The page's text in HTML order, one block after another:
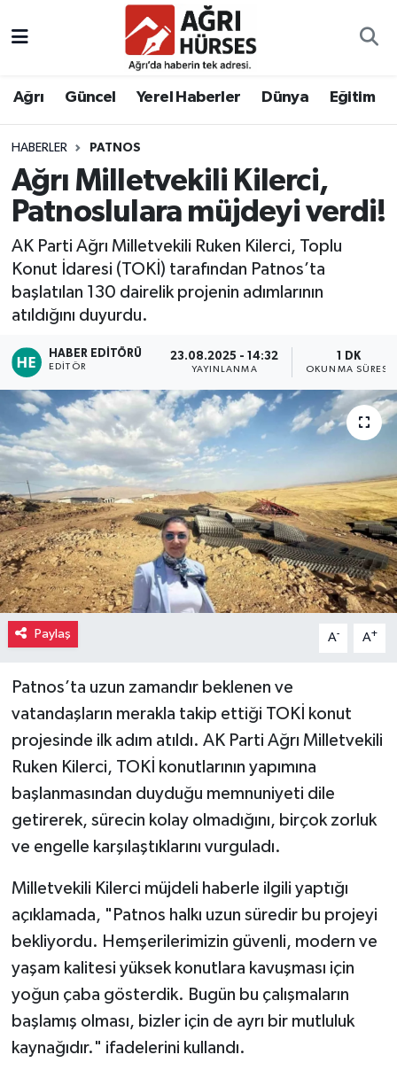
Ağrı Güncel Yerel Haberler Dünya Eğitim
HABERLER PATNOS
Ağrı Milletvekili Kilerci,
Patnoslulara müjdeyi verdi!
AK Parti Ağrı Milletvekili Ruken Kilerci, Toplu
Konut İdaresi (TOKİ) tarafından Patnos’ta
başlatılan 130 dairelik projenin adımlarının
atıldığını duyurdu.
HABER EDITÖRÜ
EDITÖR
23.08.2025 - 14:32
YAYINLANMA
1 DK
OKUNMA SÜRESI
Paylaş A- A+
Patnos’ta uzun zamandır beklenen ve
vatandaşların merakla takip ettiği TOKİ konut
projesinde ilk adım atıldı. AK Parti Ağrı Milletvekili
Ruken Kilerci, TOKİ konutlarının yapımına
başlanmasından duyduğu memnuniyeti dile
getirerek, sürecin kolay olmadığını, birçok zorluk
ve engelle karşılaştıklarını vurguladı.
Milletvekili Kilerci müjdeli haberle ilgili yaptığı
açıklamada, "Patnos halkı uzun süredir bu projeyi
bekliyordu. Hemşerilerimizin güvenli, modern ve
yaşam kalitesi yüksek konutlara kavuşması için
yoğun çaba gösterdik. Bugün bu çalışmaların
başlamış olması, bizler için de ayrı bir mutluluk
kaynağıdır." ifadelerini kullandı.
Hava Durumu
Tüm Manşetler
Son Dakika Haberleri
Haber Arşivi